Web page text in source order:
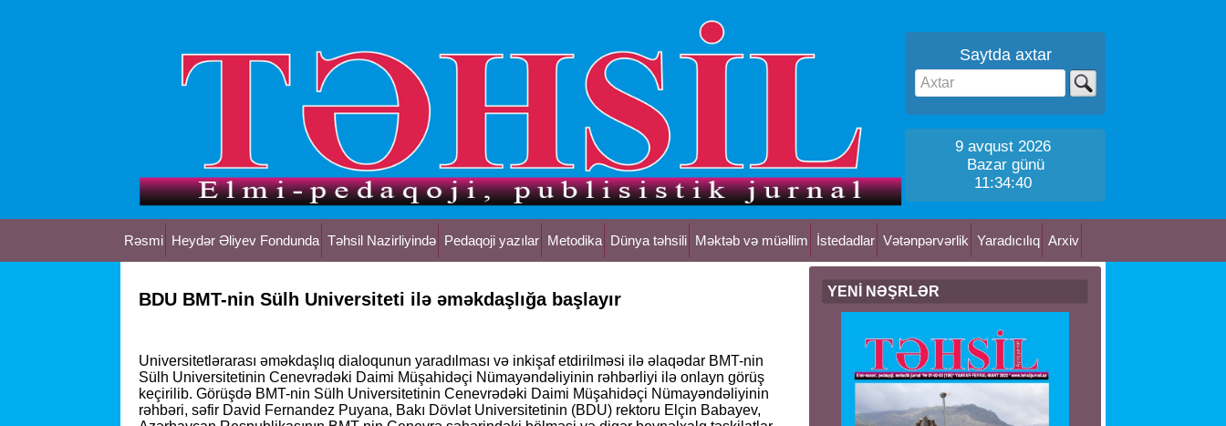
Saytda axtar
9 avqust 2026
Bazar günü
11:34:40
Rəsmi Heydər Əliyev Fondunda Təhsil Nazirliyində Pedaqoji yazılar Metodika Dünya təhsili Məktəb və müəllim İstedadlar Vətənpərvərlik Yaradıcılıq Arxiv
BDU BMT-nin Sülh Universiteti ilə əməkdaşlığa başlayır
Universitetlərarası əməkdaşlıq dialoqunun yaradılması və inkişaf etdirilməsi ilə əlaqədar BMT-nin
Sülh Universitetinin Cenevrədəki Daimi Müşahidəçi Nümayəndəliyinin rəhbərliyi ilə onlayn görüş
keçirilib. Görüşdə BMT-nin Sülh Universitetinin Cenevrədəki Daimi Müşahidəçi Nümayəndəliyinin
rəhbəri, səfir David Fernandez Puyana, Bakı Dövlət Universitetinin (BDU) rektoru Elçin Babayev,
YENİ NƏŞRLƏR